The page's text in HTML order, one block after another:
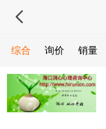
综合 询价 销量